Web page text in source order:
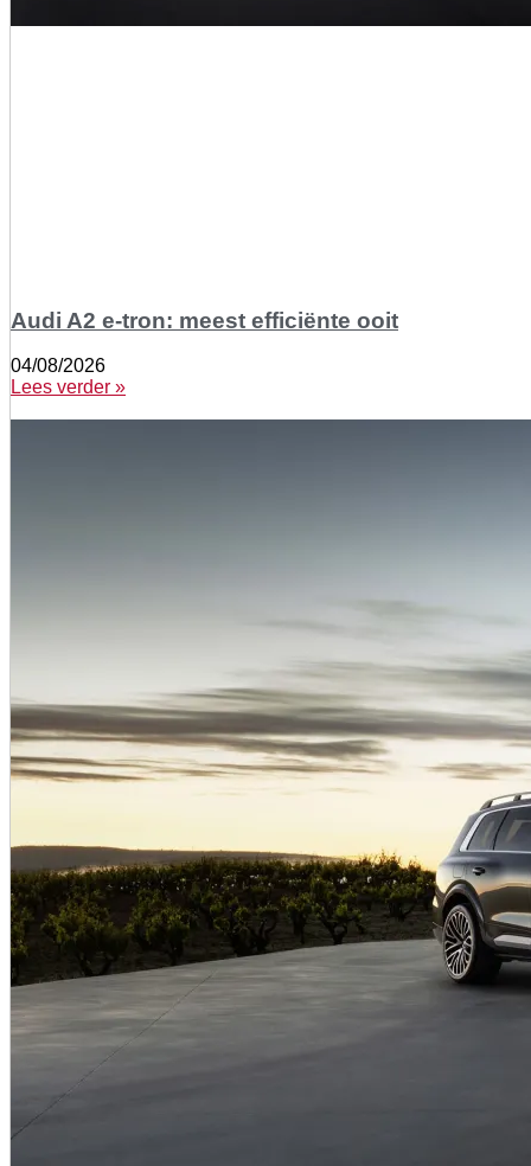
Audi A2 e-tron: meest efficiënte ooit
04/08/2026
Lees verder »